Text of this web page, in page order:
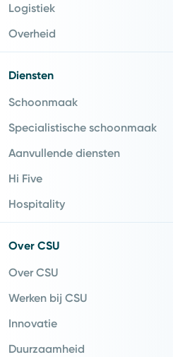
Logistiek
Overheid
Diensten
Schoonmaak
Specialistische schoonmaak
Aanvullende diensten
Hi Five
Hospitality
Over CSU
Over CSU
Werken bij CSU
Innovatie
Duurzaamheid